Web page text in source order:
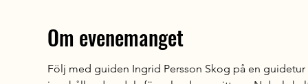
Om evenemanget
Följ med guiden Ingrid Persson Skog på en